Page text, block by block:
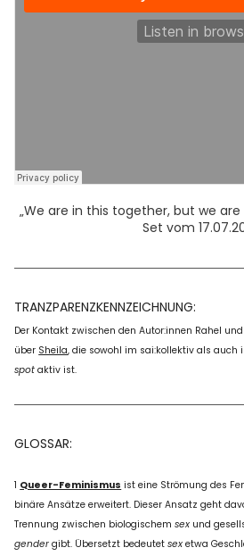
„We are in this together, but we
Set vom
TRANZPARENZKENNZEICHNUNG:
Der Kontakt zwischen den Autor:innen Rahel
über Sheila, die sowohl im sai:kollektiv als
spot aktiv ist.
GLOSSAR:
1 Queer-Feminismus ist eine Strömung des
binäre Ansätze erweitert. Dieser Ansatz geht
Trennung zwischen biologischemsex und
gendergibt. Übersetzt bedeutetsexetwa